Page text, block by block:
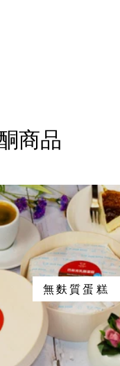
商品
無麩質蛋糕